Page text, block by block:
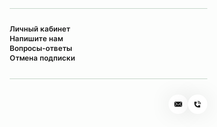
Личный кабинет
Напишите нам
Вопросы-ответы
Отмена подписки